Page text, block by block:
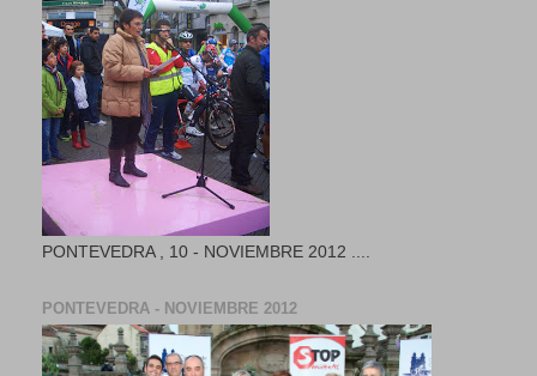
PONTEVEDRA , 10 - NOVIEMBRE 2012 ....
PONTEVEDRA - NOVIEMBRE 2012